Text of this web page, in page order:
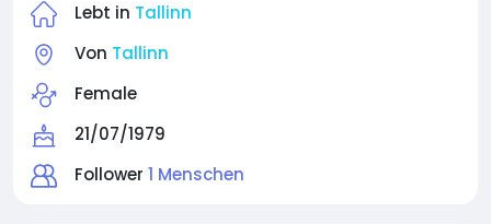
Lebt in Tallinn
Von Tallinn
Female
21/07/1979
Follower 1 Menschen